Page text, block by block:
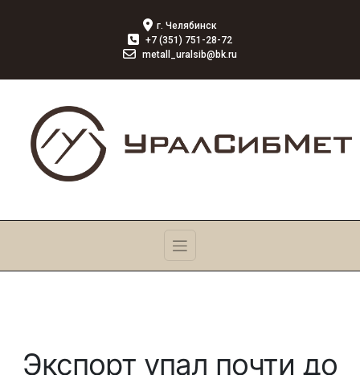
г. Челябинск
+7 (351) 751-28-72
metall_uralsib@bk.ru
Экспорт упал почти до